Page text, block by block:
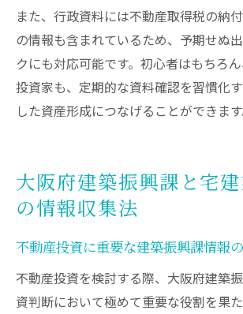
また、行政資料には不動産取得税の納
の情報も含まれているため、予期せぬ
クにも対応可能です。初心者はもちろ
投資家も、定期的な資料確認を習慣化
した資産形成につなげることができます
大阪府建築振興課と宅
の情報収集法
不動産投資に重要な建築振興課情報
不動産投資を検討する際、大阪府建築
資判断において極めて重要な役割を果